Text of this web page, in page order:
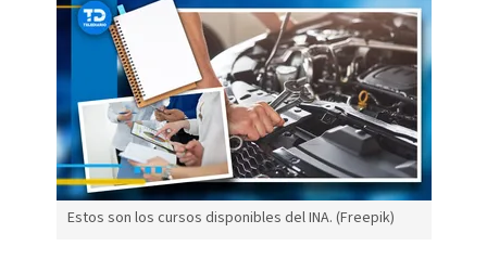
Estos son los cursos disponibles del INA. (Freepik)